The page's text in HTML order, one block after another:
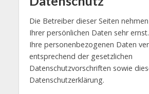
Die Betreiber dieser Seiten
Ihrer persönlichen Daten sehr
Ihre personenbezogenen Daten
entsprechend der gesetzlichen
Datenschutzvorschriften sowie
Datenschutzerklärung.